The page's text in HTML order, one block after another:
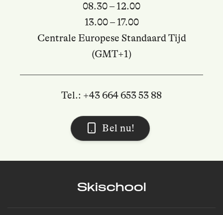
08.30 – 12.00
13.00 – 17.00
Centrale Europese Standaard Tijd
(GMT+1)
Tel.: +43 664 653 53 88
Bel nu!
Skischool